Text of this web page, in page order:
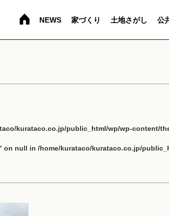
NEWS 家づくり 土地さがし 公
kurataco.co.jp/public_html/wp/wp-content/
on null in /home/kurataco/kurataco.co.jp/